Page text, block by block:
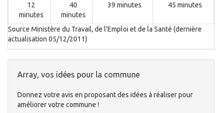
12
minutes
40
minutes
39 minutes 45 minutes
Source Ministère du Travail, de l'Emploi et de la Santé (dernière
actualisation 05/12/2011)
Array, vos idées pour la commune
Donnez votre avis en proposant des idées à réaliser pour
améliorer votre commune !